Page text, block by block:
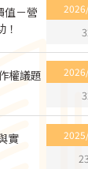
值－營
權議題
實